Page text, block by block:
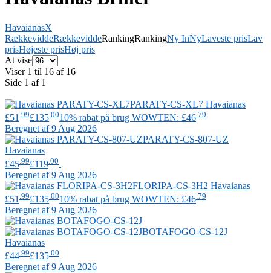
HavaianasX
RækkeviddeRækkeviddeRankingRankingNy InNyLaveste prisLav
prisHøjeste prisHøj pris
At vise
Viser 1 til 16 af 16
Side 1 af 1
PARATY-CS-XL7 Havaianas
£51 .99£135 .0010% rabat på brug WOWTEN: £46 .79
Beregnet af 9 Aug 2026
PARATY-CS-807-UZ
Havaianas
£45 .99£119 .00
Beregnet af 9 Aug 2026
FLORIPA-CS-3H2 Havaianas
£51 .99£135 .0010% rabat på brug WOWTEN: £46 .79
Beregnet af 9 Aug 2026
BOTAFOGO-CS-12J
Havaianas
£44 .99£135 .00
Beregnet af 9 Aug 2026